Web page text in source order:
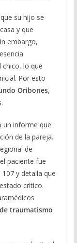
su hijo se
y que
embargo,
chico, lo que
Por esto
Oribones,
un informe que
de la pareja.
de
paciente fue
y detalla que
crítico.
traumatismo